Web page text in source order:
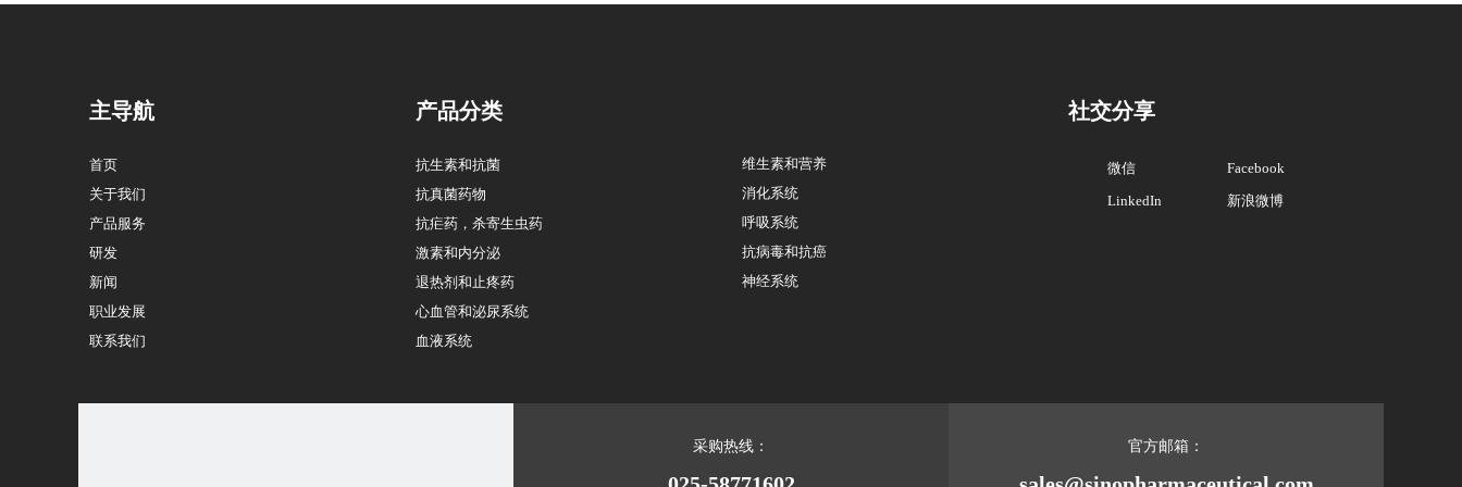
主导航
首页
关于我们
产品服务
研发
新闻
职业发展
联系我们
产品分类
抗生素和抗菌
抗真菌药物
抗疟药，杀寄生虫药
激素和内分泌
退热剂和止疼药
心血管和泌尿系统
血液系统
维生素和营养
消化系统
呼吸系统
抗病毒和抗癌
神经系统
社交分享
微信 Facebook
LinkedIn 新浪微博
采购热线： 官方邮箱：